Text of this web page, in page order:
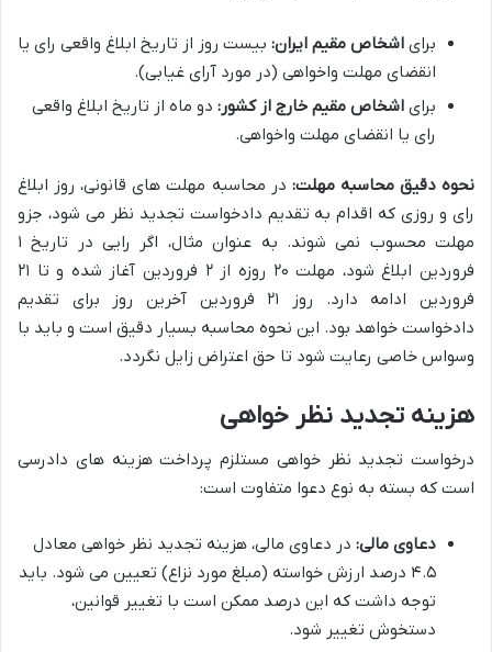
برای اشخاص مقیم ایران: بیست روز از تاریخ ابلاغ واقعی رای یا
انقضای مهلت واخواهی (در مورد آرای غیابی).
برای اشخاص مقیم خارج از کشور: دو ماه از تاریخ ابلاغ واقعی
رای یا انقضای مهلت واخواهی.
نحوه دقیق محاسبه مهلت: در محاسبه مهلت های قانونی، روز ابلاغ
رای و روزی که اقدام به تقدیم دادخواست تجدید نظر می شود، جزو
مهلت محسوب نمی شوند. به عنوان مثال، اگر رایی در تاریخ ۱
فروردین ابلاغ شود، مهلت ۲۰ روزه از ۲ فروردین آغاز شده و تا ۲۱
فروردین ادامه دارد. روز ۲۱ فروردین آخرین روز برای تقدیم
دادخواست خواهد بود. این نحوه محاسبه بسیار دقیق است و باید با
وسواس خاصی رعایت شود تا حق اعتراض زایل نگردد.
هزینه تجدید نظر خواهی
درخواست تجدید نظر خواهی مستلزم پرداخت هزینه های دادرسی
است که بسته به نوع دعوا متفاوت است:
دعاوی مالی: در دعاوی مالی، هزینه تجدید نظر خواهی معادل
۴.۵ درصد ارزش خواسته (مبلغ مورد نزاع) تعیین می شود. باید
توجه داشت که این درصد ممکن است با تغییر قوانین،
دستخوش تغییر شود.